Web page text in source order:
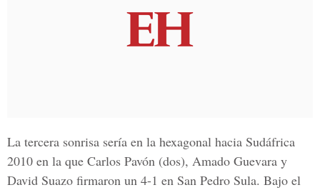
La tercera sonrisa sería en la hexagonal hacia Sudáfrica
2010 en la que Carlos Pavón (dos), Amado Guevara y
David Suazo firmaron un 4-1 en San Pedro Sula. Bajo el